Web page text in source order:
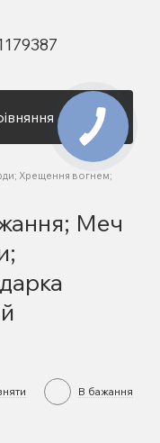
Вхід
Хрещення вогнем;
Меч
В бажання